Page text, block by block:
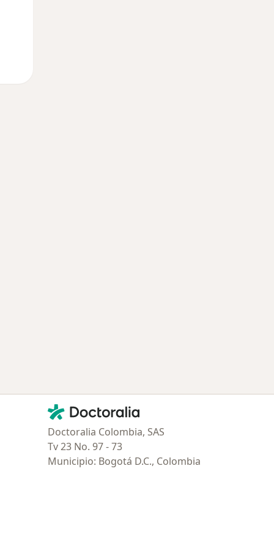
Contacto
Doctoralia - Página de inicio
Doctoralia Colombia, SAS
Tv 23 No. 97 - 73
Municipio: Bogotá D.C., Colombia